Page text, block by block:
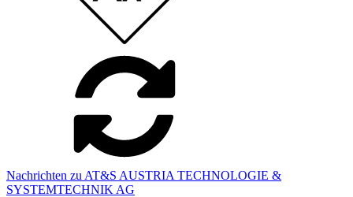
Nachrichten zu AT&S AUSTRIA TECHNOLOGIE &
SYSTEMTECHNIK AG